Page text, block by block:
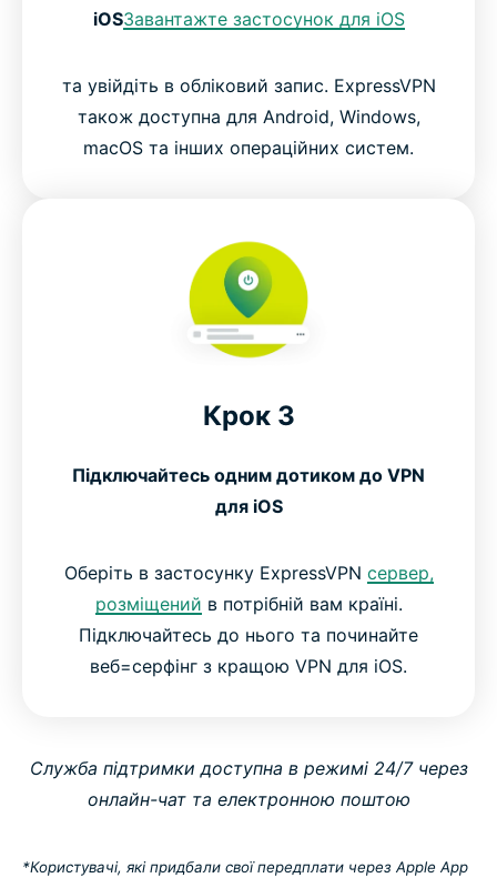
iOSЗавантажте застосунок для iOS
та увійдіть в обліковий запис. ExpressVPN
також доступна для Android, Windows,
macOS та інших операційних систем.
Крок 3
Підключайтесь одним дотиком до VPN
для iOS
Оберіть в застосунку ExpressVPN сервер,
розміщений в потрібній вам країні.
Підключайтесь до нього та починайте
веб=серфінг з кращою VPN для iOS.
Служба підтримки доступна в режимі 24/7 через
онлайн-чат та електронною поштою
*Користувачі, які придбали свої передплати через Apple App